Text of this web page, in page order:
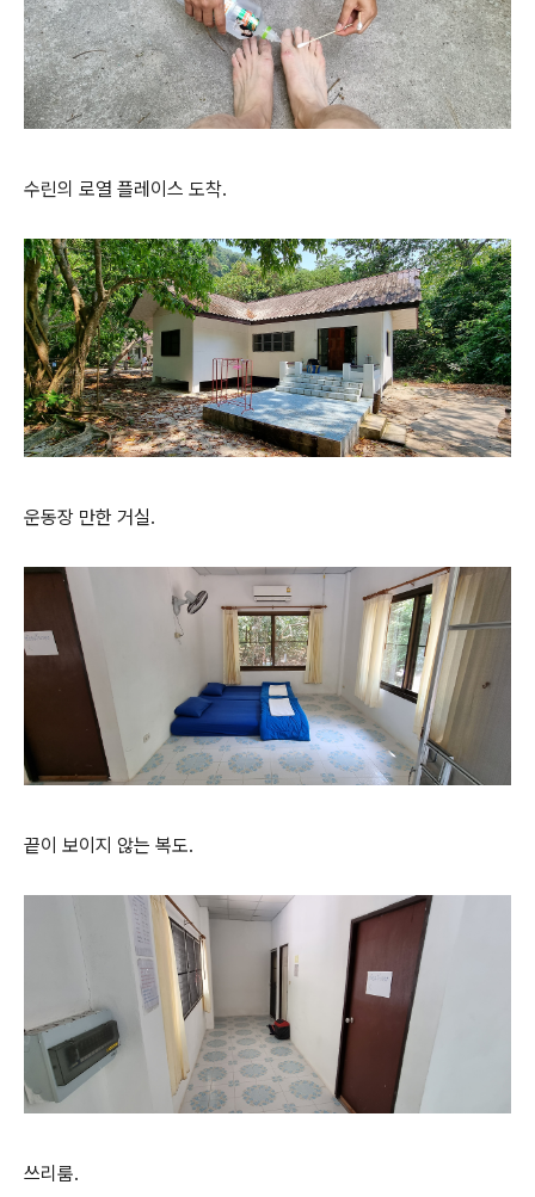
수린의 로열 플레이스 도착.
운동장 만한 거실.
끝이 보이지 않는 복도.
쓰리룸.